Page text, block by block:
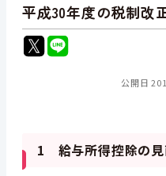
平成30年度の税制改
公開日
1 給与所得控除の見